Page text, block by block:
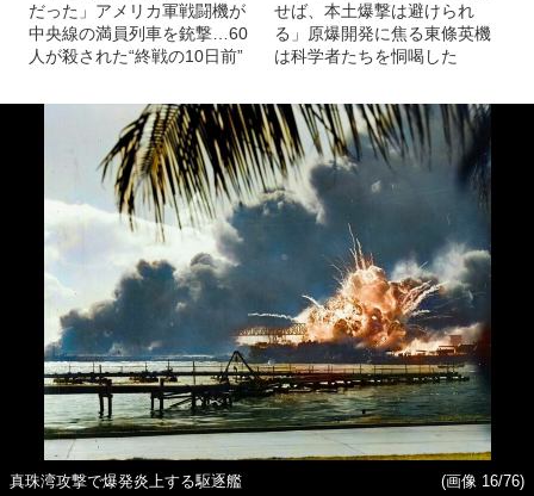
だった」アメリカ軍戦闘機が
中央線の満員列車を銃撃…60
人が殺された“終戦の10日前”
せば、本土爆撃は避けられ
る」原爆開発に焦る東條英機
は科学者たちを恫喝した
真珠湾攻撃で爆発炎上する駆逐艦
(画像 16/76)